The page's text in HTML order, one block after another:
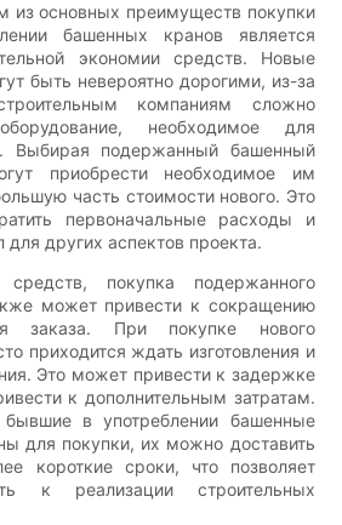
из основных преимуществ покупки
башенных кранов является
экономии средств. Новые
быть невероятно дорогими, из-за
компаниям сложно
необходимое для
Выбирая подержанный башенный
приобрести необходимое им
часть стоимости нового. Это
первоначальные расходы и
для других аспектов проекта.
покупка подержанного
может привести к сокращению
заказа. При покупке нового
приходится ждать изготовления и
Это может привести к задержке
к дополнительным затратам.
в употреблении башенные
для покупки, их можно доставить
короткие сроки, что позволяет
к реализации строительных